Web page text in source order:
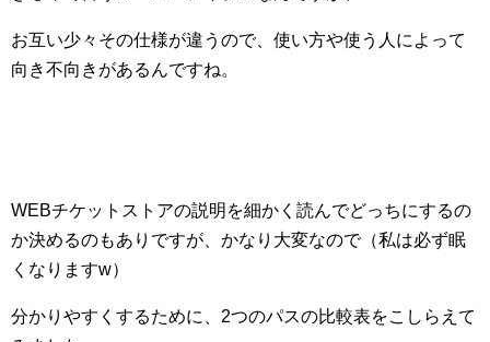
お互い少々その仕様が違うので、使い方や使う人によって
向き不向きがあるんですね。
WEBチケットストアの説明を細かく読んでどっちにするの
か決めるのもありですが、かなり大変なので（私は必ず眠
くなりますw）
分かりやすくするために、2つのパスの比較表をこしらえて